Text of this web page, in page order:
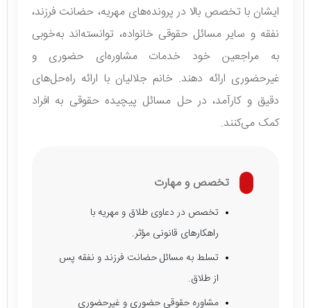
ایشان با تخصص بالا در پرونده‌های مهریه، حضانت فرزند،
نفقه و سایر مسائل حقوقی خانواده، توانسته‌اند به‌خوبی
به مراجعین خود خدمات مشاوره‌ای حضوری و
غیرحضوری ارائه دهند. خانم جلالیان با ارائه راه‌حل‌های
دقیق و کارآمد، در حل مسائل پیچیده حقوقی به افراد
کمک می‌کنند.
تخصص و مهارت
تخصص در دعاوی طلاق و مهریه با
راهکارهای قانونی مؤثر.
تسلط به مسائل حضانت فرزند و نفقه پس
از طلاق.
مشاوره حقوقی حضوری و غیرحضوری